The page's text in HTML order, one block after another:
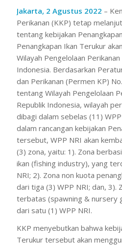
Jakarta, 2 Agustus 2022 –
Perikanan (KKP) tetap
tentang kebijakan
Penangkapan Ikan Terukur
Wilayah Pengelolaan
Indonesia. Berdasarkan
dan Perikanan (Permen KP)
tentang Wilayah Pengelolaan
Republik Indonesia, wilayah
dibagi dalam sebelas (11)
dalam rancangan kebijakan
tersebut, WPP NRI akan
(3) zona, yaitu: 1). Zona
ikan (fishing industry), yang
NRI; 2). Zona non kuota
dari tiga (3) WPP NRI; dan, 3).
terbatas (spawning & nursery
dari satu (1) WPP NRI.
KKP menyebutkan bahwa
Terukur tersebut akan